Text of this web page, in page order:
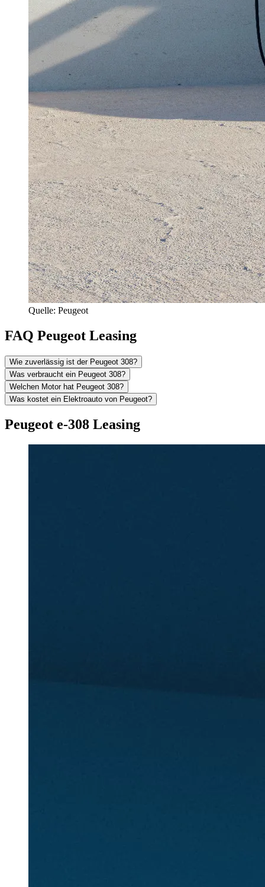
Quelle: Peugeot
FAQ Peugeot Leasing
Wie zuverlässig ist der Peugeot 308?
Was verbraucht ein Peugeot 308?
Welchen Motor hat Peugeot 308?
Was kostet ein Elektroauto von Peugeot?
Peugeot e-308 Leasing